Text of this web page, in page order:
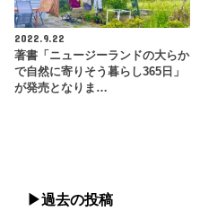
2022.9.22
著書「ニュージーランドの大らか
で自然に寄りそう暮らし365日」
が発売となりま…
▶︎過去の投稿